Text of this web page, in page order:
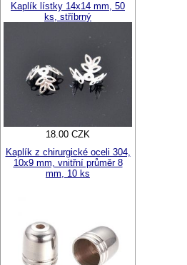
Kaplík lístky 14x14 mm, 50
ks, stříbrný
18.00 CZK
Kaplík z chirurgické oceli 304,
10x9 mm, vnitřní průměr 8
mm, 10 ks